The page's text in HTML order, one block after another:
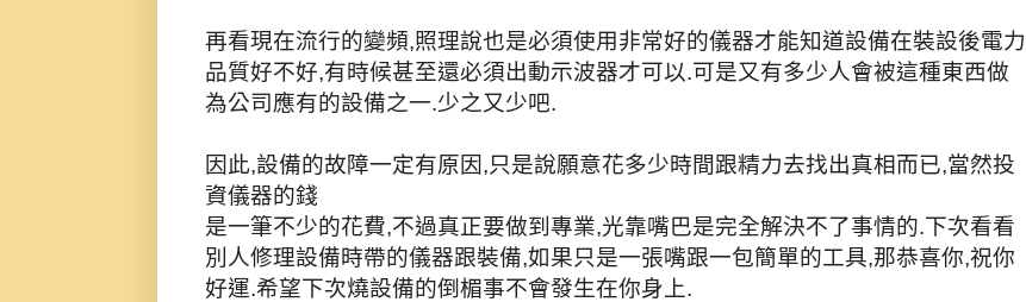
再看現在流行的變頻,照理說也是必須使用非常好的儀器才能知道設備在裝設後電力
品質好不好,有時候甚至還必須出動示波器才可以.可是又有多少人會被這種東西做
為公司應有的設備之一.少之又少吧.
因此,設備的故障一定有原因,只是說願意花多少時間跟精力去找出真相而已,當然投
資儀器的錢
是一筆不少的花費,不過真正要做到專業,光靠嘴巴是完全解決不了事情的.下次看看
別人修理設備時帶的儀器跟裝備,如果只是一張嘴跟一包簡單的工具,那恭喜你,祝你
好運.希望下次燒設備的倒楣事不會發生在你身上.